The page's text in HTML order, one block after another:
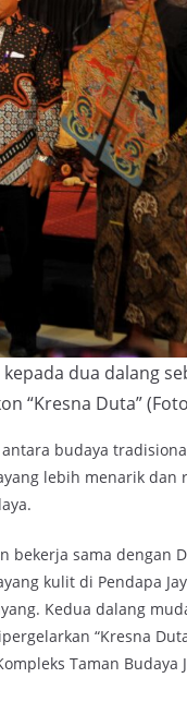
dua dalang
“Kresna Duta” (Foto
budaya
lebih menarik dan
bekerja sama dengan
kulit di Pendapa
Kedua dalang
“Kresna
Taman